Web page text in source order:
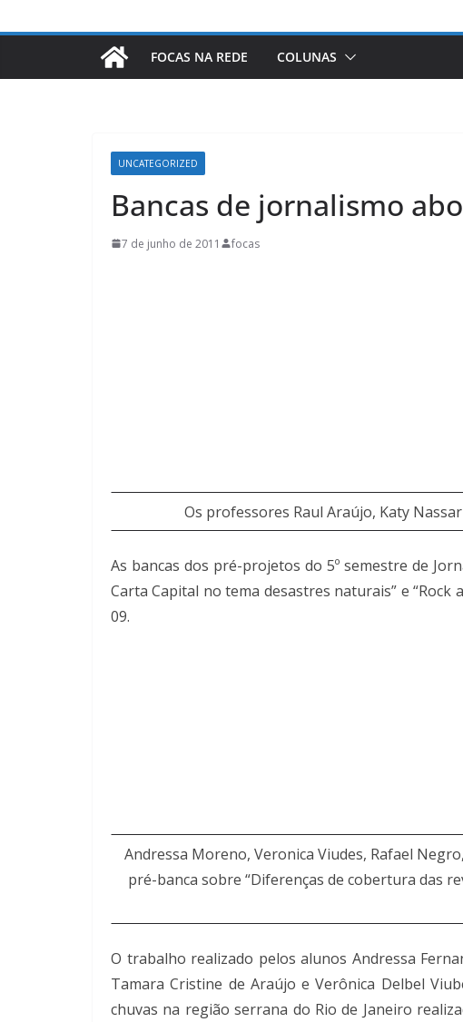
FOCAS NA REDE COLUNAS
UNCATEGORIZED
Bancas de jornalismo
7 de junho de 2011 focas
Os professores Raul Araújo, Katy
As bancas dos pré-projetos do 5º semestre de
Carta Capital no tema desastres naturais” e
09.
Andressa Moreno, Veronica Viudes, Rafael
pré-banca sobre “Diferenças de cobertura das
O trabalho realizado pelos alunos Andressa
Tamara Cristine de Araújo e Verônica Delbel
chuvas na região serrana do Rio de Janeiro